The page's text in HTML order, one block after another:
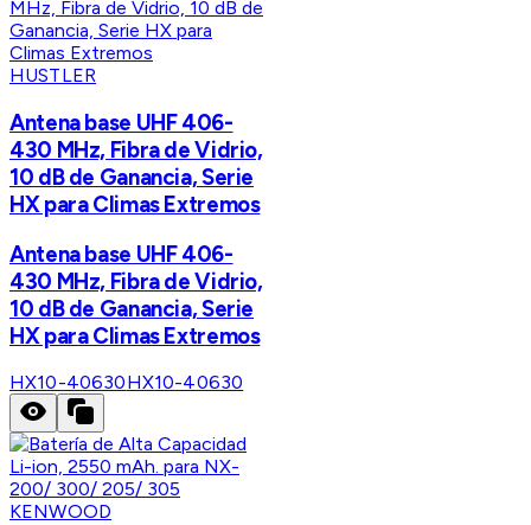
HUSTLER
Antena base UHF 406-
430 MHz, Fibra de Vidrio,
10 dB de Ganancia, Serie
HX para Climas Extremos
Antena base UHF 406-
430 MHz, Fibra de Vidrio,
10 dB de Ganancia, Serie
HX para Climas Extremos
HX10-40630HX10-40630
KENWOOD